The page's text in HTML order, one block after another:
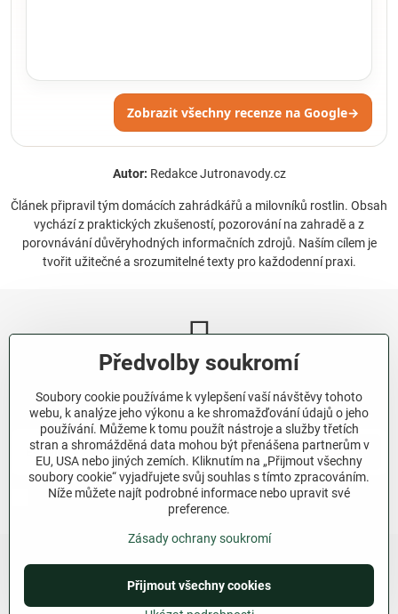
Zobrazit všechny recenze na Google→
Autor: Redakce Jutronavody.cz
Článek připravil tým domácích zahrádkářů a milovníků rostlin. Obsah
vychází z praktických zkušeností, pozorování na zahradě a z
porovnávání důvěryhodných informačních zdrojů. Naším cílem je
tvořit užitečné a srozumitelné texty pro každodenní praxi.
Newsletter
Odebírat naše novinky:
Odebírat
Chci se přihlásit k odběru novinek e-mailem.
©2026CopyrightPředvolby soukromíZásady ochrany soukromí
Předvolby soukromí
Soubory cookie používáme k vylepšení vaší návštěvy tohoto
webu, k analýze jeho výkonu a ke shromažďování údajů o jeho
používání. Můžeme k tomu použít nástroje a služby třetích
stran a shromážděná data mohou být přenášena partnerům v
EU, USA nebo jiných zemích. Kliknutím na „Přijmout všechny
soubory cookie“ vyjadřujete svůj souhlas s tímto zpracováním.
Níže můžete najít podrobné informace nebo upravit své
preference.
Zásady ochrany soukromí
Přijmout všechny cookies